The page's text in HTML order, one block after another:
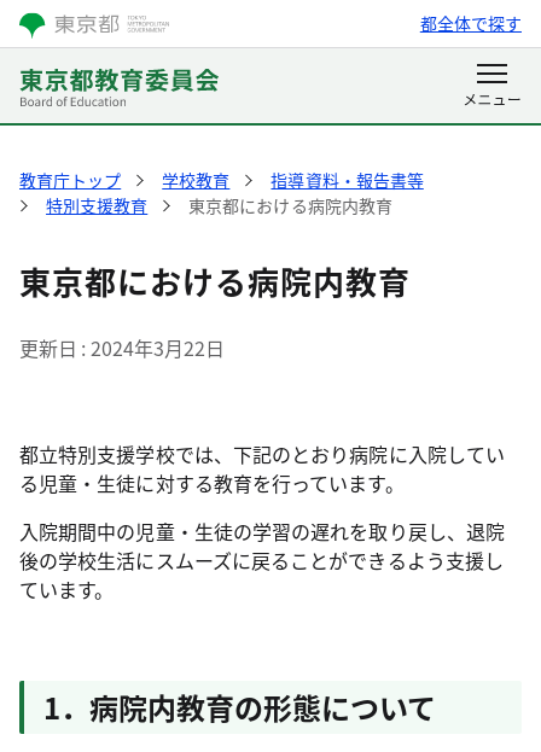
都全体で探す
教育庁トップ 学校教育
指導資料・報告書等
特別支援教育
東京都における病院内教育
東京都における病院内教育
更新日 2024年3月22日
都立特別支援学校では、下記のとおり病院に入院してい
る児童・生徒に対する教育を行っています。
入院期間中の児童・生徒の学習の遅れを取り戻し、退院
後の学校生活にスムーズに戻ることができるよう支援し
ています。
1．病院内教育の形態について